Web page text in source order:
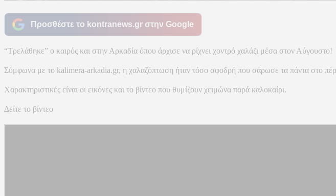
Προσθέστε το kontranews.gr στην Google
“Tρελάθηκε” ο καιρός και στην Αρκαδία όπου άρχισε να ρίχνει χοντρό χαλάζι μέσα στον Αύγουστο!
Σύμφωνα με το kalimera-arkadia.gr, η χαλαζόπτωση ήταν τόσο σφοδρή που σάρωσε τα πάντα στο
Χαρακτηριστικές είναι οι εικόνες και το βίντεο που θυμίζουν χειμώνα παρά καλοκαίρι.
Δείτε το βίντεο